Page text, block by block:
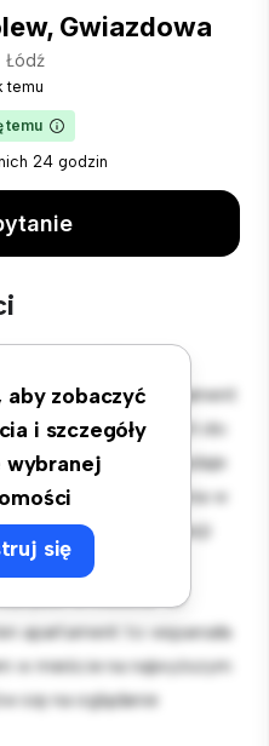
Gwiazdowa
Łódź
temu
temu
24 godzin
zobaczyć
i szczegóły
wybranej
się
oazie w Polesie,
nowoczesny apartament
i przytulną przestrzeń do
układu idealnie nadaje
jest wyposażona w
doskonałej lokalizacji
od najlepszych
w mieście. W
apartament to wspaniała
w mieście na najwyższym
się na oglądanie